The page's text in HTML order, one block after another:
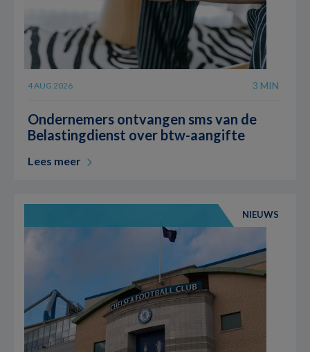
4 AUG 2026 3 MIN
Ondernemers ontvangen sms van de
Belastingdienst over btw-aangifte
Lees meer
NIEUWS